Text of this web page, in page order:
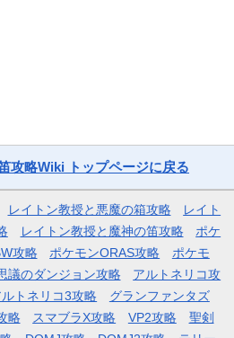
攻略Wiki トップページに戻る
レイトン教授と悪魔の箱攻略
レイト
レイトン教授と魔神の笛攻略
ポケ
攻略 ポケモンORAS攻略
ポケモ
議のダンジョン攻略
アルトネリコ攻
ルトネリコ3攻略
グランファンタズ
略 スマブラX攻略 VP2攻略
聖剣